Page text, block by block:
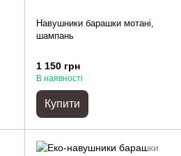
Навушники барашки мотані,
шампань
1 150 грн
В наявності
Купити